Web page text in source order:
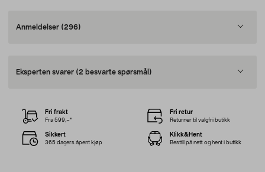
Anmeldelser (296)
Eksperten svarer (2 besvarte spørsmål)
Fri frakt
Fra 599,–*
Fri retur
Returner til valgfri butikk
Sikkert
365 dagers åpent kjøp
Klikk&Hent
Bestill på nett og hent i butikk